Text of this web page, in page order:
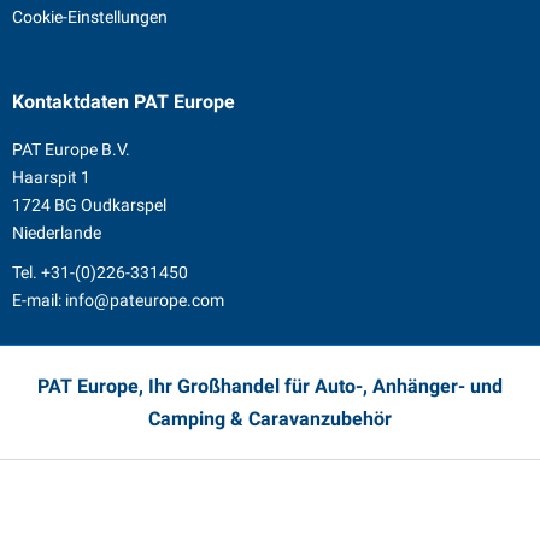
Cookie-Einstellungen
Kontaktdaten PAT Europe
PAT Europe B.V.
Haarspit 1
1724 BG Oudkarspel
Niederlande
Tel. +31-(0)226-331450
E-mail: info@pateurope.com
PAT Europe, Ihr Großhandel für Auto-, Anhänger- und
Camping & Caravanzubehör